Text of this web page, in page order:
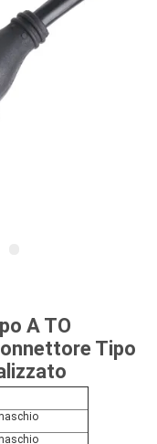
A TO
Tipo